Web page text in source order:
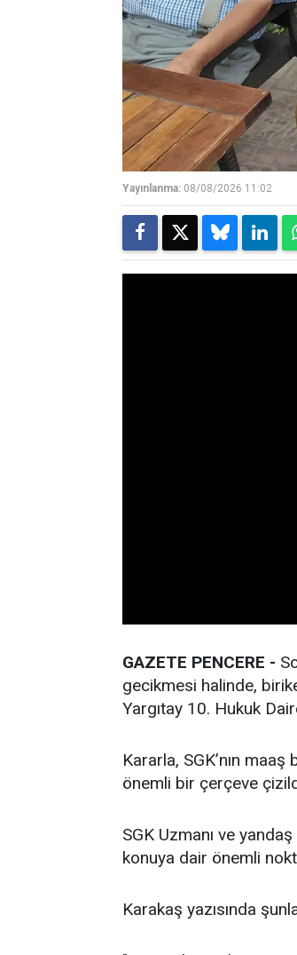
Yayınlanma: 08/08/2026 11:02
GAZETE PENCERE -
gecikmesi halinde,
Yargıtay 10. Hukuk
Kararla, SGK’nın
önemli bir çerçeve
SGK Uzmanı ve
konuya dair önemli
Karakaş yazısında